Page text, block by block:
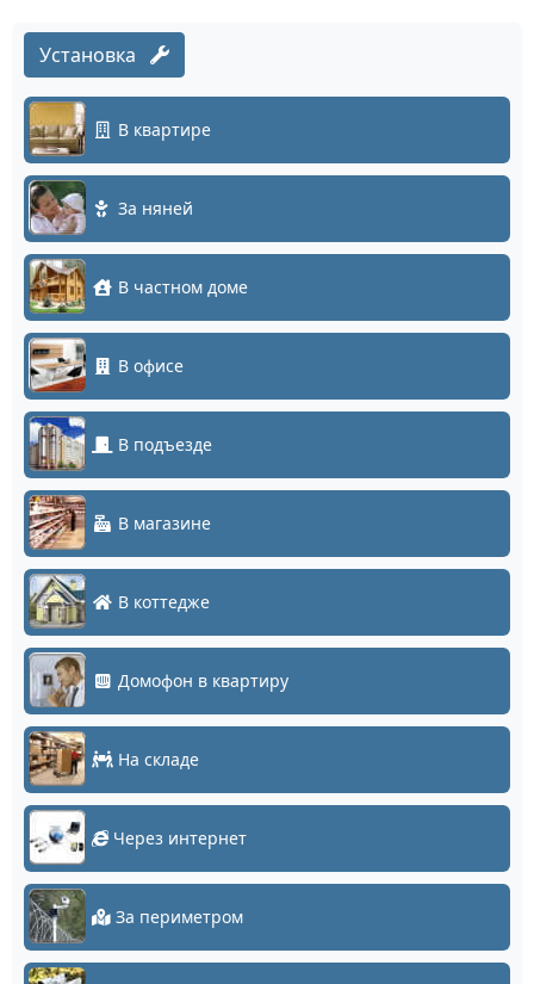
Установка
В квартире
За няней
В частном доме
В офисе
В подъезде
В магазине
В коттедже
Домофон в квартиру
На складе
Через интернет
За периметром